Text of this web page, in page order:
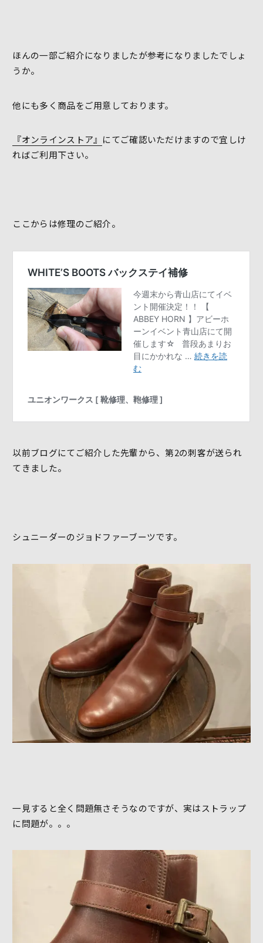
ほんの一部ご紹介になりましたが参考になりましたでしょ
うか。
他にも多く商品をご用意しております。
『オンラインストア』 にてご確認いただけますので宜しけ
ればご利用下さい。
ここからは修理のご紹介。
以前ブログにてご紹介した先輩から、第2の刺客が送られ
てきました。
シュニーダーのジョドファーブーツです。
一見すると全く問題無さそうなのですが、実はストラップ
に問題が。。。